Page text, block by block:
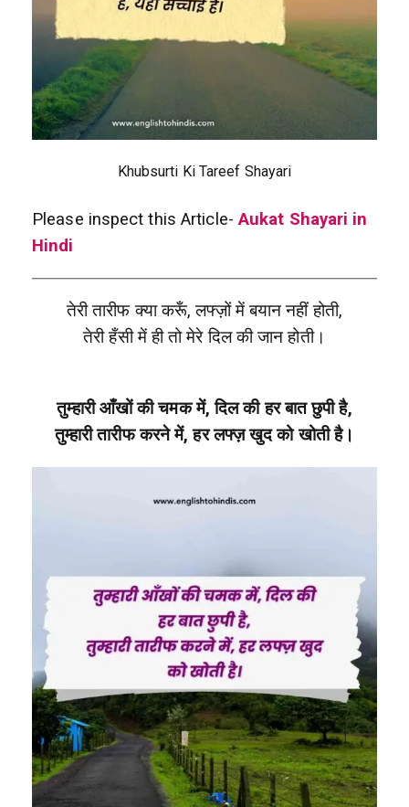
Khubsurti Ki Tareef Shayari
Please inspect this Article-Aukat Shayari in
Hindi
तेरी तारीफ क्या करूँ, लफ्ज़ों में बयान नहीं होती,
तेरी हँसी में ही तो मेरे दिल की जान होती।
तुम्हारी आँखों की चमक में, दिल की हर बात छुपी है,
तुम्हारी तारीफ करने में, हर लफ्ज़ खुद को खोती है।